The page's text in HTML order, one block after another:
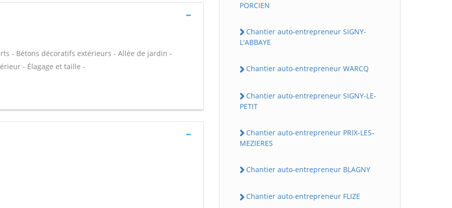
- Bétons décoratifs extérieurs - Allée de jardin -
- Élagage et taille -
PORCIEN
Chantier auto-entrepreneur SIGNY-
L'ABBAYE
Chantier auto-entrepreneur WARCQ
Chantier auto-entrepreneur SIGNY-LE-
PETIT
Chantier auto-entrepreneur PRIX-LES-
MEZIERES
Chantier auto-entrepreneur BLAGNY
Chantier auto-entrepreneur FLIZE